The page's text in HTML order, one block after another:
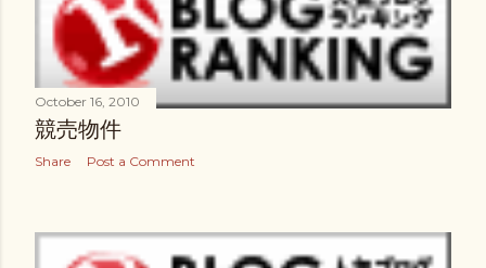
October 16, 2010
競売物件
Share Post a Comment